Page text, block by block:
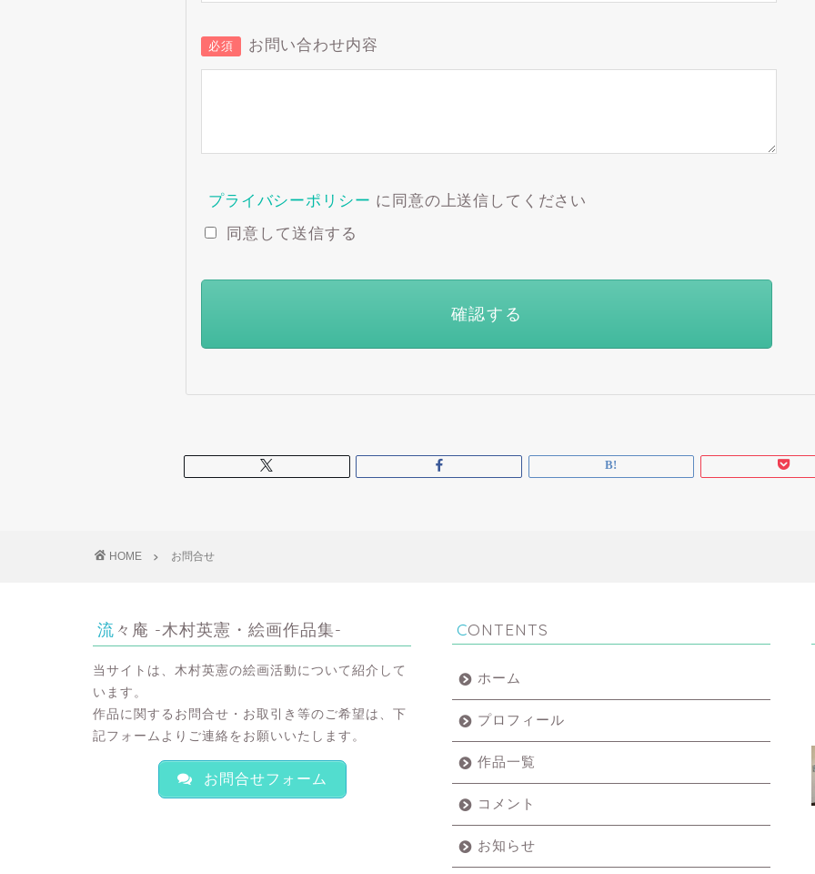
必須 お問い合わせ内容
プライバシーポリシー に同意の上送信してください
同意して送信する
HOME お問合せ
流々庵 -木村英憲・絵画作品集-
当サイトは、木村英憲の絵画活動について紹介して
います。
作品に関するお問合せ・お取引き等のご希望は、下
記フォームよりご連絡をお願いいたします。
お問合せフォーム
CONTENTS
ホーム
プロフィール
作品一覧
コメント
お知らせ